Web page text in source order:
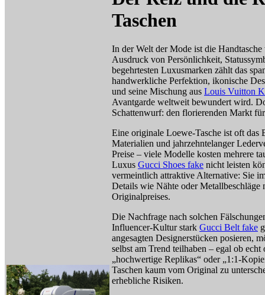
Taschen
In der Welt der Mode ist die
Ausdruck von Persönlichkeit,
begehrtesten Luxusmarken zählt das
handwerkliche Perfektion, ikonische
und seine Mischung aus Louis Vuitton
Avantgarde weltweit bewundert wird.
Schattenwurf: den florierenden Markt
Eine originale Loewe-Tasche ist oft das
Materialien und jahrzehntelanger
Preise – viele Modelle kosten mehrere
Luxus Gucci Shoes fake nicht leisten
vermeintlich attraktive Alternative: Sie
Details wie Nähte oder Metallbeschläge
Originalpreises.
Die Nachfrage nach solchen
Influencer-Kultur stark Gucci Belt fake
angesagten Designerstücken posieren,
selbst am Trend teilhaben – egal ob
„hochwertige Replikas“ oder „1:1-
Taschen kaum vom Original zu
erhebliche Risiken.